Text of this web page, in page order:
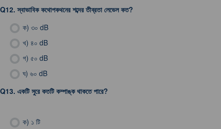
Q12. স্বাভাবিক কথোপকথনের শব্দের তীব্রতা লেভেল কত?
ক) ৩০ dB
খ) ৪০ dB
গ) ৫০ dB
ঘ) ৬০ dB
Q13. একটি সুরে কতটি কম্পাঙ্ক থাকতে পারে?
ক) ১ টি